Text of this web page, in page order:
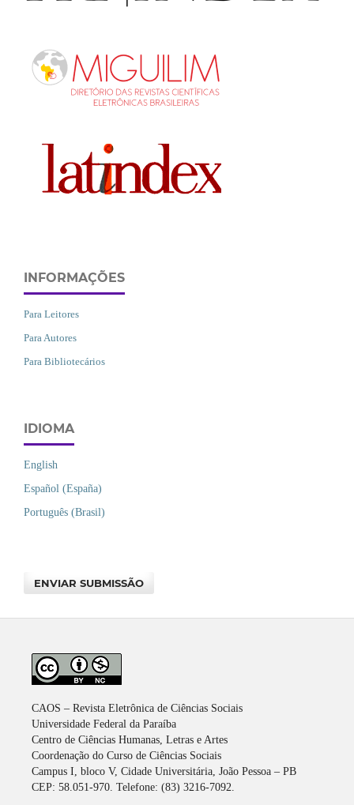
INFORMAÇÕES
Para Leitores
Para Autores
Para Bibliotecários
IDIOMA
English
Español (España)
Português (Brasil)
ENVIAR SUBMISSÃO
CAOS – Revista Eletrônica de Ciências Sociais
Universidade Federal da Paraíba
Centro de Ciências Humanas, Letras e Artes
Coordenação do Curso de Ciências Sociais
Campus I, bloco V, Cidade Universitária, João Pessoa – PB
CEP: 58.051-970. Telefone: (83) 3216-7092.